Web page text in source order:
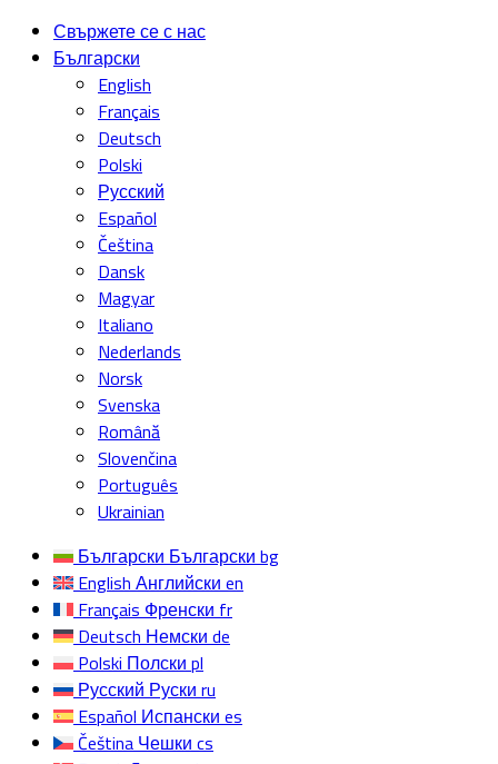
Свържете се с нас
Български
English
Français
Deutsch
Polski
Русский
Español
Čeština
Dansk
Magyar
Italiano
Nederlands
Norsk
Svenska
Română
Slovenčina
Português
Ukrainian
Български Български bg
English Английски en
Français Френски fr
Deutsch Немски de
Polski Полски pl
Русский Руски ru
Español Испански es
Čeština Чешки cs